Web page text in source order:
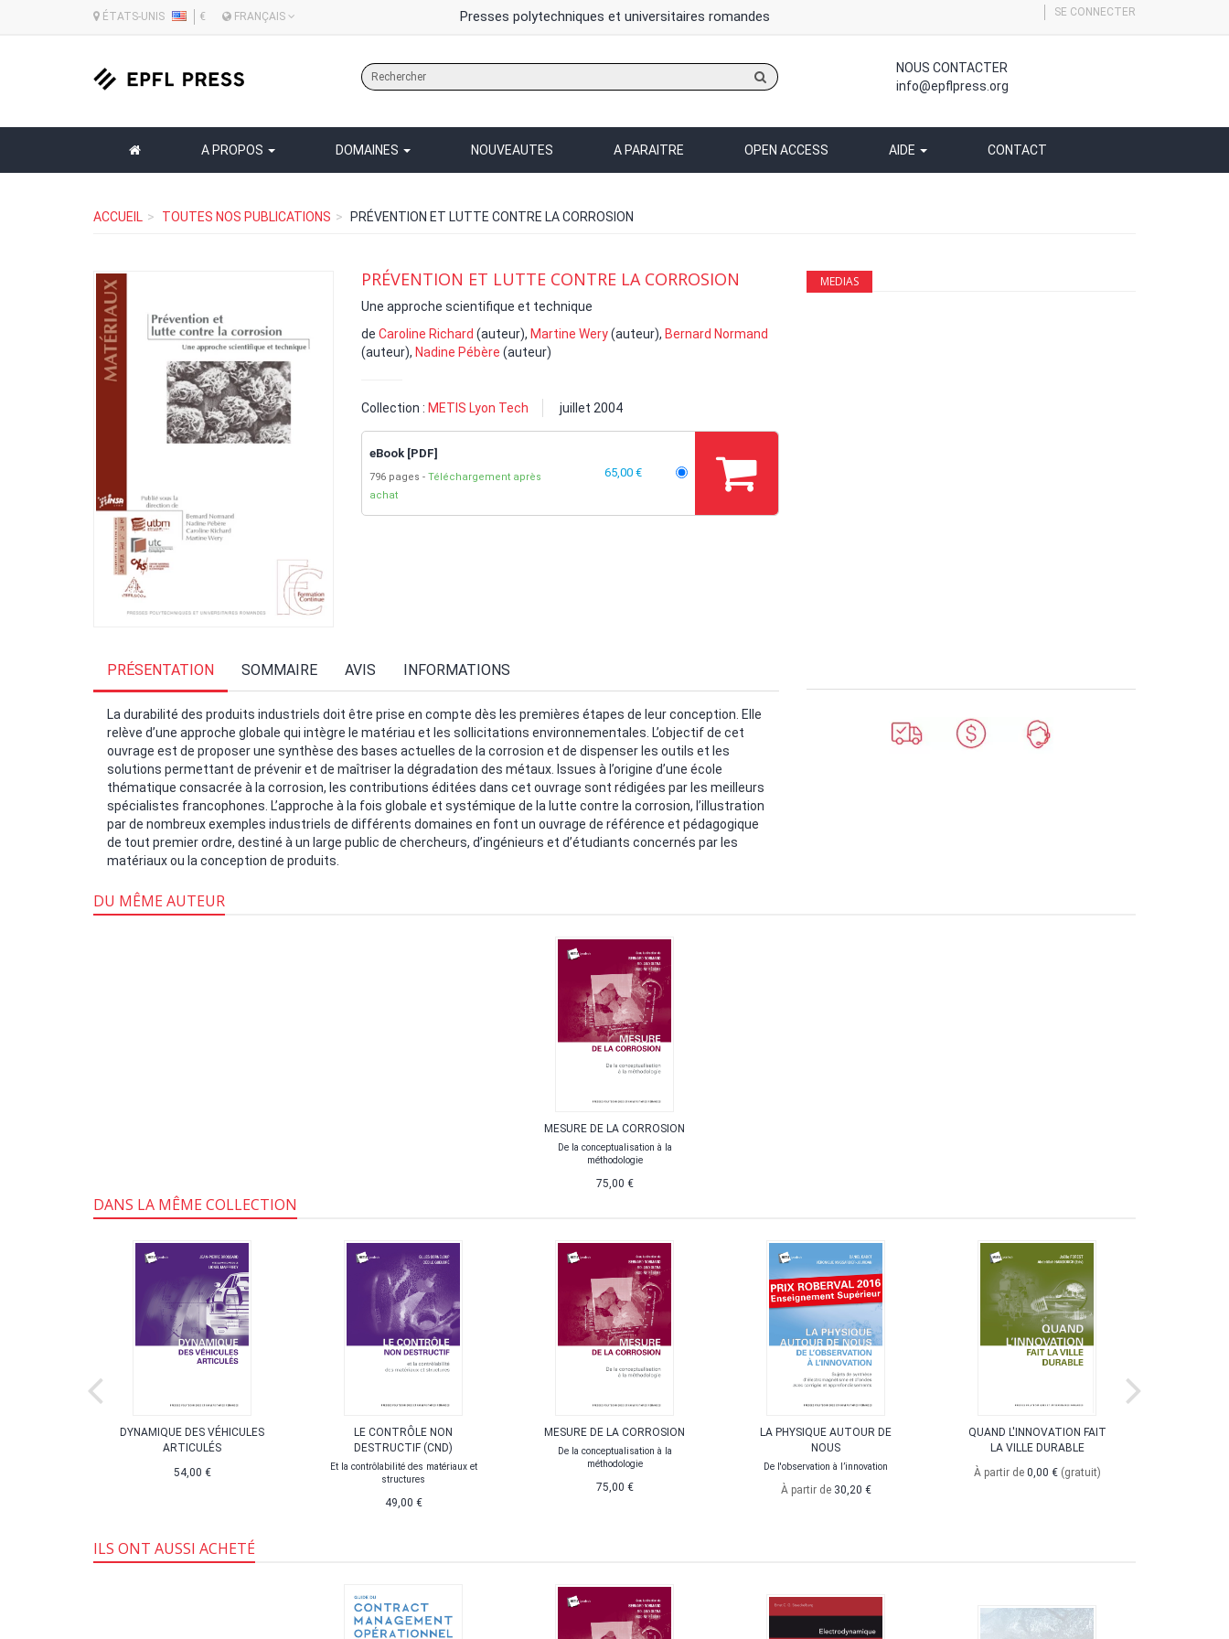
ÉTATS-UNIS € FRANÇAIS Presses polytechniques et universitaires romandes SE CONNECTER
sur
site
NOUS CONTACTER
info@epflpress.org
A PROPOS DOMAINES NOUVEAUTES A PARAITRE OPEN ACCESS AIDE CONTACT
ACCUEIL TOUTES NOS PUBLICATIONS PRÉVENTION ET LUTTE CONTRE LA CORROSION
PRÉVENTION ET LUTTE CONTRE LA CORROSION
Une approche scientifique et technique
de Caroline Richard (auteur), Martine Wery(auteur), Bernard Normand
(auteur), Nadine Pébère (auteur)
Collection : METIS Lyon Tech juillet 2004
eBook [PDF]
796 pages
Téléchargement après
achat
65,00 €
MEDIAS
PRÉSENTATION SOMMAIRE AVIS INFORMATIONS
La durabilité des produits industriels doit être prise en compte dès les premières étapes de leur conception. Elle
relève d’une approche globale qui intègre le matériau et les sollicitations environnementales. L’objectif de cet
ouvrage est de proposer une synthèse des bases actuelles de la corrosion et de dispenser les outils et les
solutions permettant de prévenir et de maîtriser la dégradation des métaux. Issues à l’origine d’une école
thématique consacrée à la corrosion, les contributions éditées dans cet ouvrage sont rédigées par les meilleurs
spécialistes francophones. L’approche à la fois globale et systémique de la lutte contre la corrosion, l’illustration
par de nombreux exemples industriels de différents domaines en font un ouvrage de référence et pédagogique
de tout premier ordre, destiné à un large public de chercheurs, d’ingénieurs et d’étudiants concernés par les
matériaux ou la conception de produits.
DU MÊME AUTEUR
MESURE DE LA CORROSION
De la conceptualisation à la
méthodologie
75,00 €
DANS LA MÊME COLLECTION
DYNAMIQUE DES VÉHICULES
ARTICULÉS
54,00 €
LE CONTRÔLE NON
DESTRUCTIF (CND)
Et la contrôlabilité des matériaux et
structures
49,00 €
MESURE DE LA CORROSION
De la conceptualisation à la
méthodologie
75,00 €
LA PHYSIQUE AUTOUR DE
NOUS
De l'observation à l’innovation
À partir de 30,20 €
QUAND L'INNOVATION FAIT
LA VILLE DURABLE
À partir de 0,00 € (gratuit)
ILS ONT AUSSI ACHETÉ